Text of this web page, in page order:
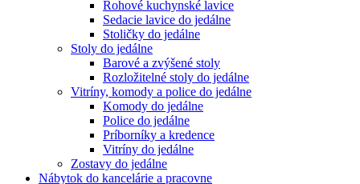
Rohové kuchynské lavice
Sedacie lavice do jedálne
Stoličky do jedálne
Stoly do jedálne
Barové a zvýšené stoly
Rozložitelné stoly do jedálne
Vitríny, komody a police do jedálne
Komody do jedálne
Police do jedálne
Príborníky a kredence
Vitríny do jedálne
Zostavy do jedálne
Nábytok do kancelárie a pracovne